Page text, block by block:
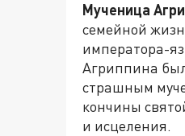
Мученица
семейной
императора-
Агриппина
страшным
кончины
и исцеления.